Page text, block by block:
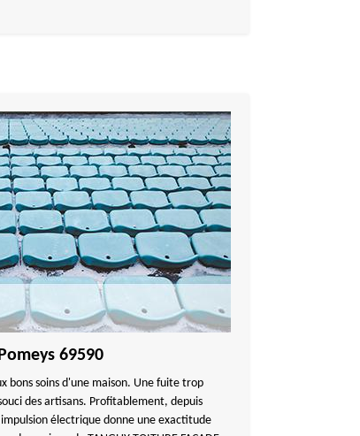
69590
bons soins d'une maison. Une fuite trop
des artisans. Profitablement, depuis
électrique donne une exactitude